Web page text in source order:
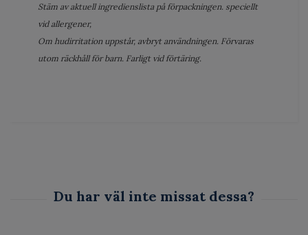
Stäm av aktuell ingredienslista på förpackningen. speciellt
vid allergener,
Om hudirritation uppstår, avbryt användningen. Förvaras
utom räckhåll för barn. Farligt vid förtäring.